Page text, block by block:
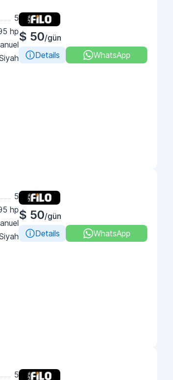
5
hp$ 50/gün
Details
WhatsApp
5
hp$ 50/gün
Details
WhatsApp
5